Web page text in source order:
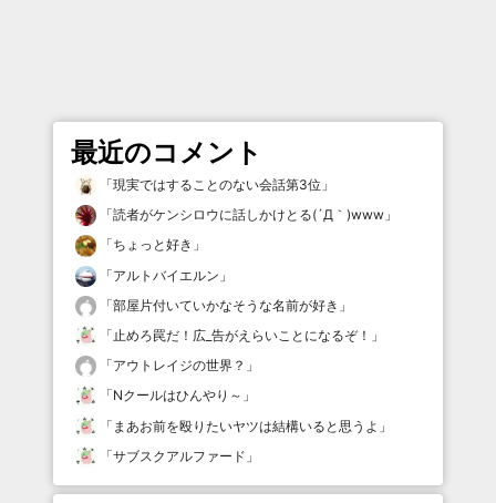
最近のコメント
「現実ではすることのない会話第3位 」
「読者がケンシロウに話しかけとる(´Д｀)www 」
「ちょっと好き 」
「アルトバイエルン 」
「部屋片付いていかなそうな名前が好き 」
「止めろ罠だ！広_告がえらいことになるぞ！ 」
「アウトレイジの世界？ 」
「Nクールはひんやり～ 」
「 まあお前を殴りたいヤツは結構いると思うよ 」
「サブスクアルファード 」